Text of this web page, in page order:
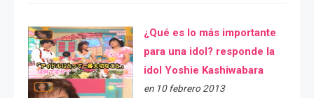
¿Qué es lo más importante
para una idol? responde la
idol Yoshie Kashiwabara
en 10 febrero 2013